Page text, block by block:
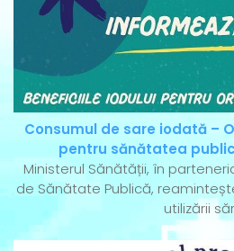
Consumul de sare iodată –
pentru sănătatea
Ministerul Sănătății, în
de Sănătate Publică,
utilizării